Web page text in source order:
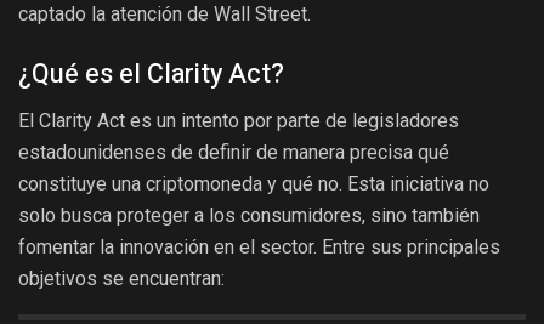
captado la atención de Wall Street.
¿Qué es el Clarity Act?
El Clarity Act es un intento por parte de legisladores
estadounidenses de definir de manera precisa qué
constituye una criptomoneda y qué no. Esta iniciativa no
solo busca proteger a los consumidores, sino también
fomentar la innovación en el sector. Entre sus principales
objetivos se encuentran: